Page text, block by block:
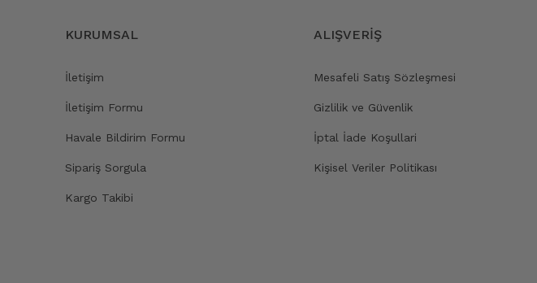
KURUMSAL
İletişim
İletişim Formu
Havale Bildirim Formu
Sipariş Sorgula
Kargo Takibi
ALIŞVERİŞ
Mesafeli Satış Sözleşmesi
Gizlilik ve Güvenlik
İptal İade Koşullari
Kişisel Veriler Politikası